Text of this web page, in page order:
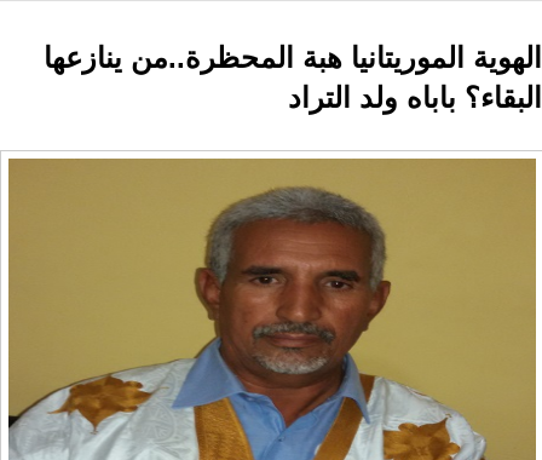
الهوية الموريتانيا هبة المحظرة..من ينازعها
البقاء؟ باباه ولد التراد